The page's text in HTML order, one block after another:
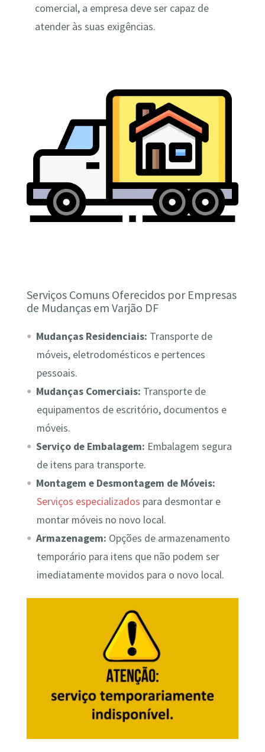
comercial, a empresa deve ser capaz de
atender às suas exigências.
Serviços Comuns Oferecidos por Empresas
de Mudanças em Varjão DF
Mudanças Residenciais: Transporte de
móveis, eletrodomésticos e pertences
pessoais.
Mudanças Comerciais: Transporte de
equipamentos de escritório, documentos e
móveis.
Serviço de Embalagem: Embalagem segura
de itens para transporte.
Montagem e Desmontagem de Móveis:
Serviços especializados para desmontar e
montar móveis no novo local.
Armazenagem: Opções de armazenamento
temporário para itens que não podem ser
imediatamente movidos para o novo local.